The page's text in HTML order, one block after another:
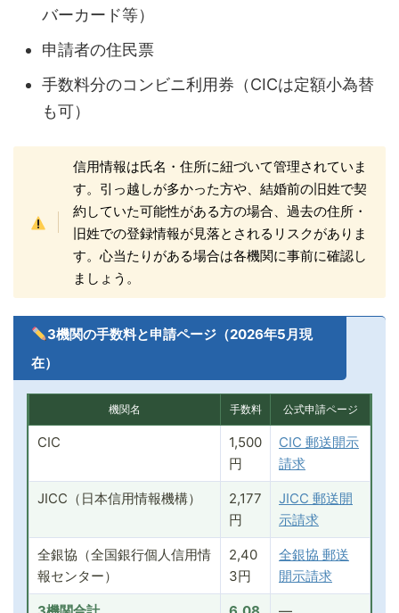
バーカード等）
申請者の住民票
手数料分のコンビニ利用券（CICは定額小為替
も可）
信用情報は氏名・住所に紐づいて管理されていま
す。引っ越しが多かった方や、結婚前の旧姓で契
約していた可能性がある方の場合、過去の住所・
旧姓での登録情報が見落とされるリスクがありま
す。心当たりがある場合は各機関に事前に確認し
ましょう。
3機関の手数料と申請ページ（2026年5月現
在）
機関名 手数料 公式申請ページ
CIC
1,500
円
CIC 郵送開示
請求
JICC（日本信用情報機構）
2,177
円
JICC 郵送開
示請求
全銀協（全国銀行個人信用情
報センター）
2,40
3円
全銀協 郵送
開示請求